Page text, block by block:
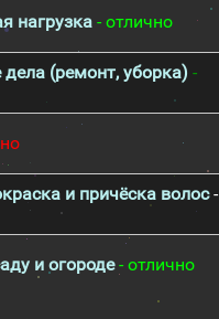
нагрузка - отлично
(ремонт, уборка) -
и причёска волос-
и огороде- отлично